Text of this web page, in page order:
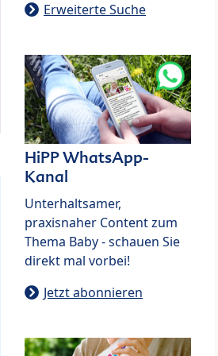
Erweiterte Suche
HiPP WhatsApp-
Kanal
Unterhaltsamer,
praxisnaher Content zum
Thema Baby - schauen Sie
direkt mal vorbei!
Jetzt abonnieren